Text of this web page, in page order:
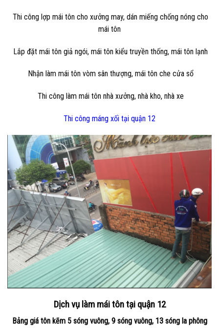
Thi công lợp mái tôn cho xưởng may, dán miếng chống nóng cho
mái tôn
Lắp đặt mái tôn giả ngói, mái tôn kiểu truyền thống, mái tôn lạnh
Nhận làm mái tôn vòm sân thượng, mái tôn che cửa sổ
Thi công làm mái tôn nhà xưởng, nhà kho, nhà xe
Thi công máng xối tại quận 12
Dịch vụ làm mái tôn tại quận 12
Bảng giá tôn kẽm 5 sóng vuông, 9 sóng vuông, 13 sóng la phông